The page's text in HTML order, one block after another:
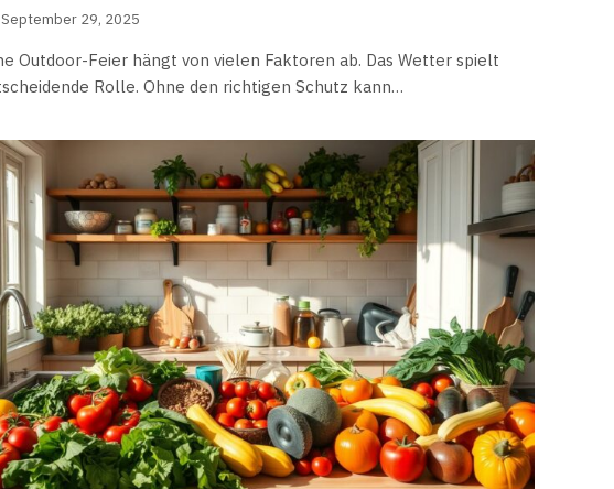
September 29, 2025
Outdoor-Feier hängt von vielen Faktoren ab. Das Wetter spielt
Rolle. Ohne den richtigen Schutz kann…